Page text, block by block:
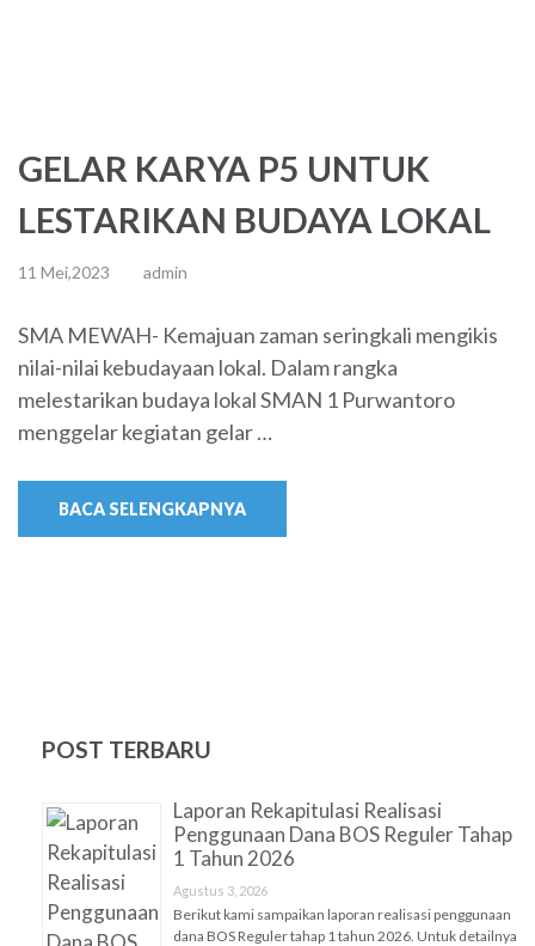
GELAR KARYA P5 UNTUK
LESTARIKAN BUDAYA LOKAL
11 Mei,2023 admin
SMA MEWAH- Kemajuan zaman seringkali mengikis
nilai-nilai kebudayaan lokal. Dalam rangka
melestarikan budaya lokal SMAN 1 Purwantoro
menggelar kegiatan gelar …
BACA SELENGKAPNYA
POST TERBARU
Laporan Rekapitulasi Realisasi
Penggunaan Dana BOS Reguler Tahap
1 Tahun 2026
Agustus 3, 2026
Berikut kami sampaikan laporan realisasi penggunaan
dana BOS Reguler tahap 1 tahun 2026. Untuk detailnya